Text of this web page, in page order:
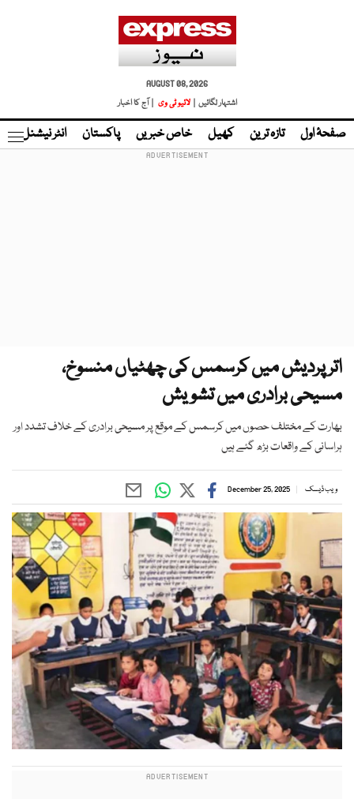
AUGUST 08, 2026
اشتہار لگائیں |
لائیو ٹی وی | آج کا اخبار
صفحۂ اول تازہ ترین کھیل خاص خبریں پاکستان انٹر نیشنل
اتر پردیش میں کرسمس کی چھٹیاں منسوخ،
مسیحی برادری میں تشویش
بھارت کے مختلف حصوں میں کرسمس کے موقع پر مسیحی برادری کے خلاف تشدد اور
ہراسانی کے واقعات بڑھ گئے ہیں
ویب ڈیسک December 25, 2025